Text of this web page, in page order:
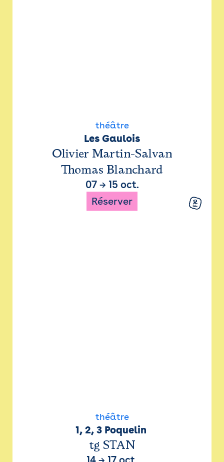
théâtre
Les Gaulois
Olivier Martin-Salvan
Thomas Blanchard
07→ 15 oct.
Réserver
théâtre
1, 2, 3 Poquelin
tg STAN